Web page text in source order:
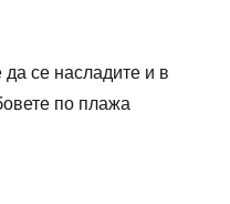
се насладите и в
по плажа